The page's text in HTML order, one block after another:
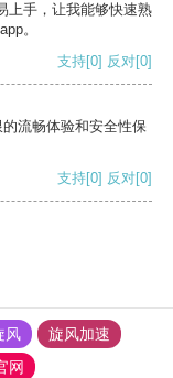
上手，让我能够快速熟
。
支持[0] 反对[0]
流畅体验和安全性保
支持[0] 反对[0]
风
旋风加速
网